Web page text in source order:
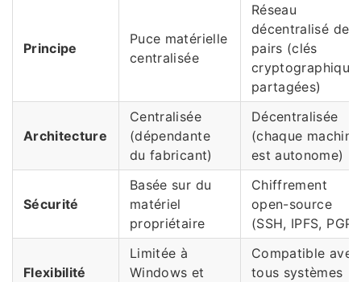
Principe
Puce matérielle
centralisée
Réseau
décentralisé de
pairs (clés
partagées)
Architecture
Centralisée
(dépendante
du fabricant)
Décentralisée
(chaque machine
est autonome)
Sécurité
Basée sur du
matériel
propriétaire
Chiffrement
open-source
(SSH, IPFS, PGP)
Flexibilité
Limitée à
Windows et
Compatible avec
tous systèmes